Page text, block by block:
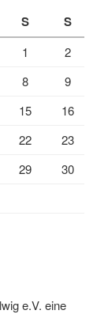
S S
1
2
8
9
15
16
22
23
29
30
e.V. eine